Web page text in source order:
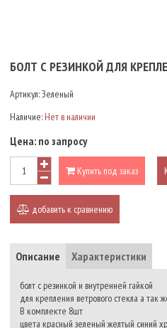
БОЛТ С РЕЗИНКОЙ ДЛЯ
Артикул:Зеленый
Наличие: Нет в наличии
Цена: по запросу
Купить под заказ
добавить к сравнению
Описание Характеристики
болт с резинкой и внутренней гайкой
для крепления ветрового стекла а так
В комплекте 8шт
цвета красный зеленый желтый синий